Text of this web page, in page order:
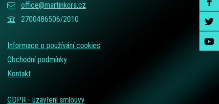
office@martinkora.cz
2700486506/2010
Informace o používání cookies
Obchodní podmínky
Kontakt
GDPR - uzavření smlouvy